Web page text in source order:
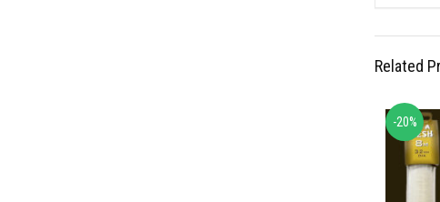
Related
-20%